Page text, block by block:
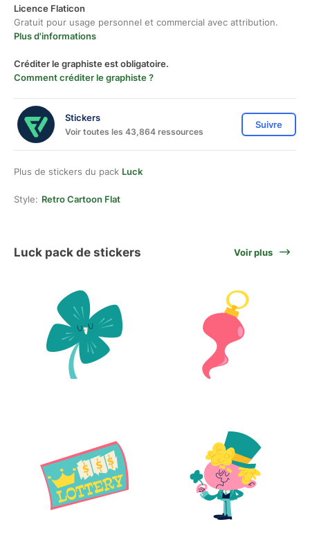
Licence Flaticon
Gratuit pour usage personnel et commercial avec attribution.
Plus d'informations
Créditer le graphiste est obligatoire.
Comment créditer le graphiste ?
Stickers
Voir toutes les 43,864 ressources
Suivre
Plus de stickers du pack Luck
Style: Retro Cartoon Flat
Luck pack de stickers Voir plus